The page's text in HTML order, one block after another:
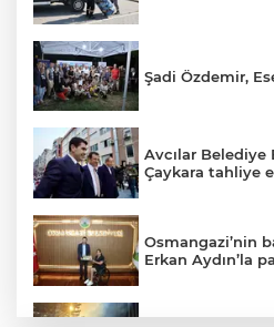
Şadi Özdemir,
Avcılar Belediye
Çaykara tahliye
Osmangazi’nin
Erkan Aydın’la